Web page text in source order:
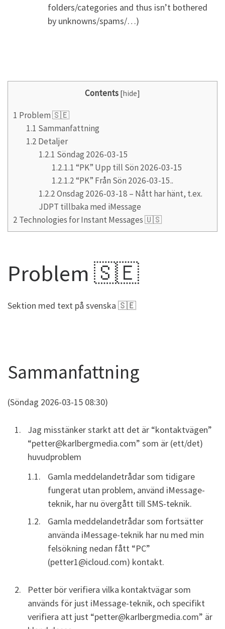
folders/categories and thus isn’t bothered
by unknowns/spams/…)
Contents [hide]
1 Problem 🇸🇪
1.1 Sammanfattning
1.2 Detaljer
1.2.1 Söndag 2026-03-15
1.2.1.1 “PK” Upp till Sön 2026-03-15
1.2.1.2“PK” Från Sön 2026-03-15..
1.2.2Onsdag 2026-03-18 – Nått har hänt, t.ex.
JDPT tillbaka med iMessage
2 Technologies for Instant Messages 🇺🇸
Problem 🇸🇪
Sektion med text på svenska 🇸🇪
Sammanfattning
(Söndag 2026-03-15 08:30)
Jag misstänker starkt att det är “kontaktvägen”
“petter@karlbergmedia.com” som är (ett/det)
huvudproblem
Gamla meddelandetrådar som tidigare
fungerat utan problem, använd iMessage-
teknik, har nu övergått till SMS-teknik.
Gamla meddelandetrådar som fortsätter
använda iMessage-teknik har nu med min
felsökning nedan fått “PC”
(petter1@icloud.com) kontakt.
Petter bör verifiera vilka kontaktvägar som
används för just iMessage-teknik, och specifikt
verifiera att just “petter@karlbergmedia.com” är